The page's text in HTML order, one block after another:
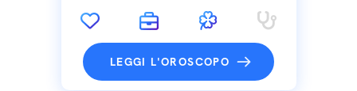
LEGGI L'OROSCOPO